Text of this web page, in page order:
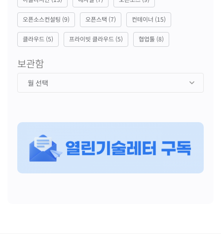
오픈소스컨설팅 (9) 오픈스택 (7) 컨테이너 (15)
클라우드 (5) 프라이빗 클라우드 (5) 협업툴 (8)
보관함